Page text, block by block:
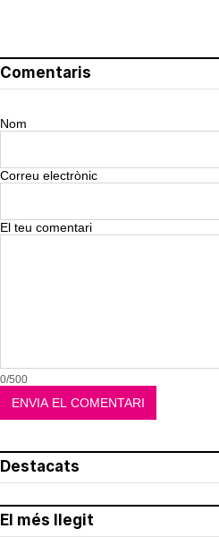
Comentaris
Nom
Correu electrònic
El teu comentari
0/500
Destacats
El més llegit